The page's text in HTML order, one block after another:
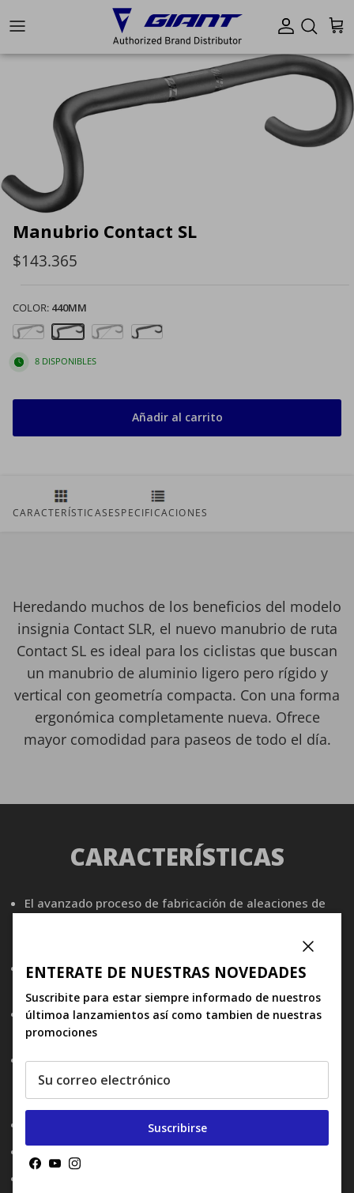
Cuenta
Manubrio Contact SL
$143.365
COLOR: 440MM
8 DISPONIBLES
Añadir al carrito
CARACTERÍSTICASESPECIFICACIONES
Heredando muchos de los beneficios del modelo
insignia Contact SLR, el nuevo manubrio de ruta
Contact SL es ideal para los ciclistas que buscan
un manubrio de aluminio ligero pero rígido y
vertical con geometría compacta. Con una forma
ergonómica completamente nueva. Ofrece
mayor comodidad para paseos de todo el día.
CARACTERÍSTICAS
El avanzado proceso de fabricación de aleaciones de
Reach Corto y Drop poco profundo para una transición
Una sección superior curva y más ancha agrega
flexibilidad vertical y ofrece una marcha suave.
La forma ergonómica diseñada específicamente de la
parte superior de la barra proporciona máxima
comodidad y soporte para las manos para viajes largos
Diámetro de la abrazadera: 31,8 mm
ENTERATE DE NUESTRAS NOVEDADES
Suscribite para estar siempre informado de nuestros
últimoa lanzamientos así como tambien de nuestras
promociones
Suscribirse
Facebook
YouTubeInstagram